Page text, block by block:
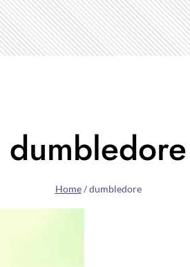
dumbledore
Home / dumbledore